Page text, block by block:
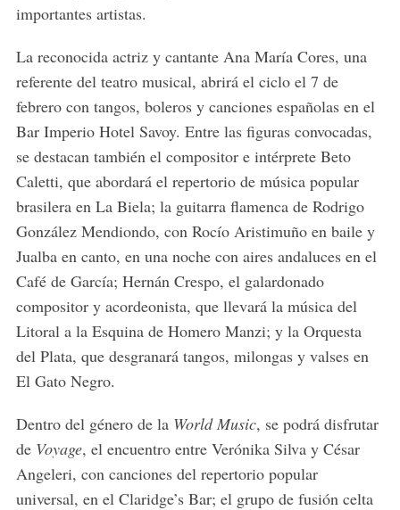
importantes artistas.
La reconocida actriz y cantante Ana María Cores, una
referente del teatro musical, abrirá el ciclo el 7 de
febrero con tangos, boleros y canciones españolas en el
Bar Imperio Hotel Savoy. Entre las figuras convocadas,
se destacan también el compositor e intérprete Beto
Caletti, que abordará el repertorio de música popular
brasilera en La Biela; la guitarra flamenca de Rodrigo
González Mendiondo, con Rocío Aristimuño en baile y
Jualba en canto, en una noche con aires andaluces en el
Café de García; Hernán Crespo, el galardonado
compositor y acordeonista, que llevará la música del
Litoral a la Esquina de Homero Manzi; y la Orquesta
del Plata, que desgranará tangos, milongas y valses en
El Gato Negro.
Dentro del género de la World Music, se podrá disfrutar
de Voyage, el encuentro entre Verónika Silva y César
Angeleri, con canciones del repertorio popular
universal, en el Claridge’s Bar; el grupo de fusión celta